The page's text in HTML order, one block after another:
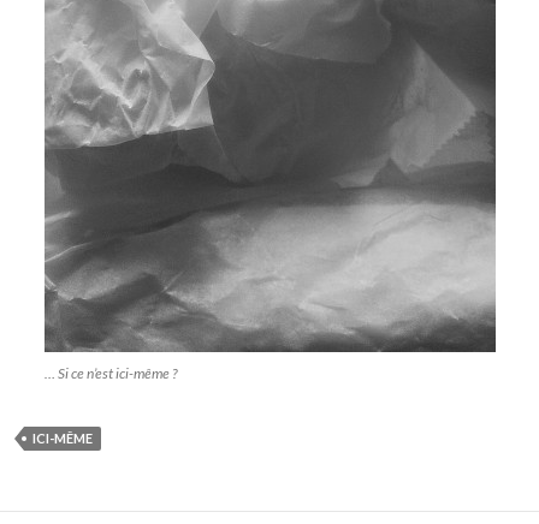
… Si ce n’est ici-même ?
ICI-MÊME